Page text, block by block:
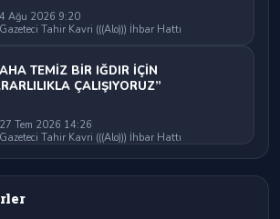
4 Ağu 2026 9:20
Gazeteci Tahir Kavri (((Alo))) İhbar Hattı
TEMİZ BİR IĞDIR İÇİN
ÇALIŞIYORUZ”
27 Tem 2026 14:26
Gazeteci Tahir Kavri (((Alo))) İhbar Hattı